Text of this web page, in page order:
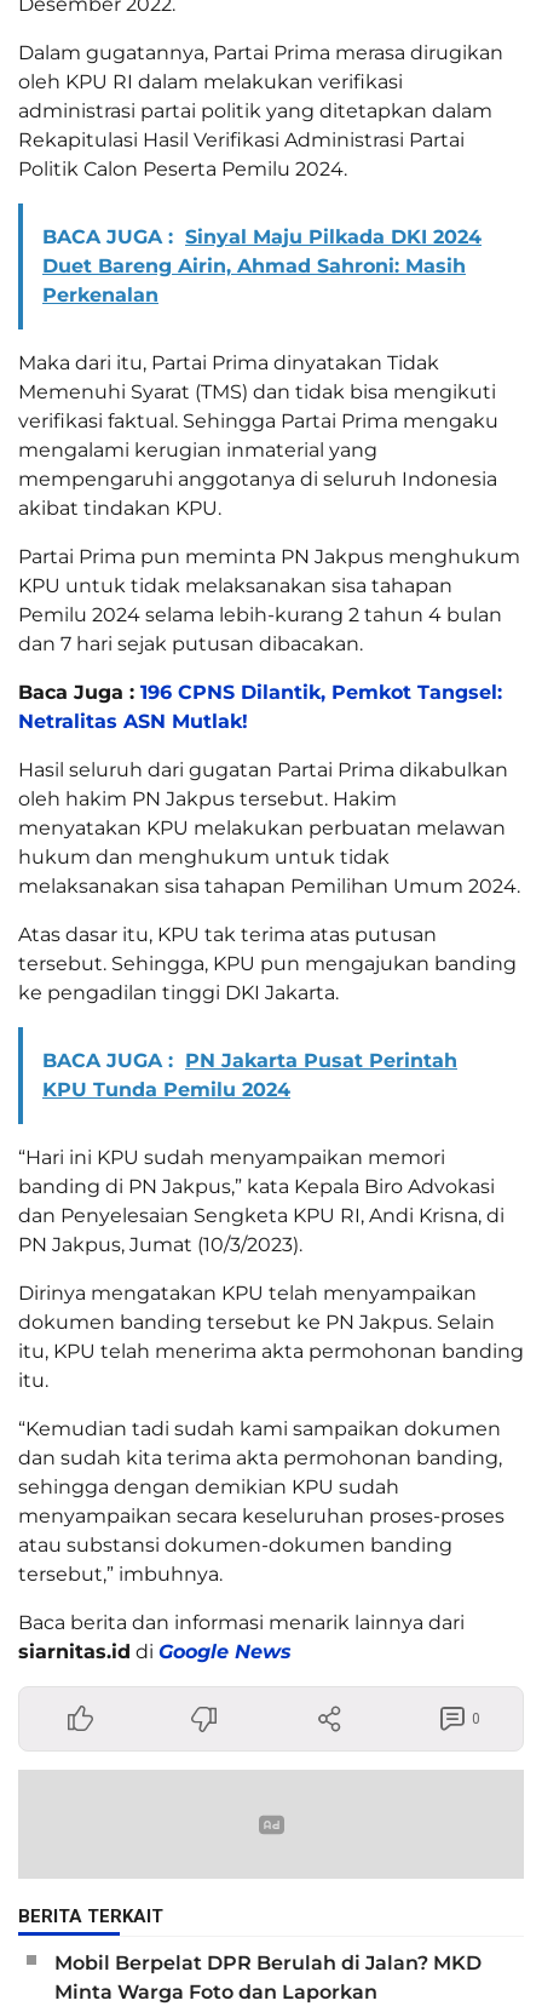
Dalam gugatannya, Partai Prima merasa dirugikan
oleh KPU RI dalam melakukan verifikasi
administrasi partai politik yang ditetapkan dalam
Rekapitulasi Hasil Verifikasi Administrasi Partai
Politik Calon Peserta Pemilu 2024.
BACA JUGA : Sinyal Maju Pilkada DKI 2024
Duet Bareng Airin, Ahmad Sahroni: Masih
Perkenalan
Maka dari itu, Partai Prima dinyatakan Tidak
Memenuhi Syarat (TMS) dan tidak bisa mengikuti
verifikasi faktual. Sehingga Partai Prima mengaku
mengalami kerugian inmaterial yang
mempengaruhi anggotanya di seluruh Indonesia
akibat tindakan KPU.
Partai Prima pun meminta PN Jakpus menghukum
KPU untuk tidak melaksanakan sisa tahapan
Pemilu 2024 selama lebih-kurang 2 tahun 4 bulan
dan 7 hari sejak putusan dibacakan.
Baca Juga : 196 CPNS Dilantik, Pemkot Tangsel:
Netralitas ASN Mutlak!
Hasil seluruh dari gugatan Partai Prima dikabulkan
oleh hakim PN Jakpus tersebut. Hakim
menyatakan KPU melakukan perbuatan melawan
hukum dan menghukum untuk tidak
melaksanakan sisa tahapan Pemilihan Umum 2024.
Atas dasar itu, KPU tak terima atas putusan
tersebut. Sehingga, KPU pun mengajukan banding
ke pengadilan tinggi DKI Jakarta.
BACA JUGA : PN Jakarta Pusat Perintah
KPU Tunda Pemilu 2024
“Hari ini KPU sudah menyampaikan memori
banding di PN Jakpus,” kata Kepala Biro Advokasi
dan Penyelesaian Sengketa KPU RI, Andi Krisna, di
PN Jakpus, Jumat (10/3/2023).
Dirinya mengatakan KPU telah menyampaikan
dokumen banding tersebut ke PN Jakpus. Selain
itu, KPU telah menerima akta permohonan banding
itu.
“Kemudian tadi sudah kami sampaikan dokumen
dan sudah kita terima akta permohonan banding,
sehingga dengan demikian KPU sudah
menyampaikan secara keseluruhan proses-proses
atau substansi dokumen-dokumen banding
tersebut,” imbuhnya.
Baca berita dan informasi menarik lainnya dari
siarnitas.id di Google News
0
BERITA TERKAIT
Mobil Berpelat DPR Berulah di Jalan? MKD
Minta Warga Foto dan Laporkan